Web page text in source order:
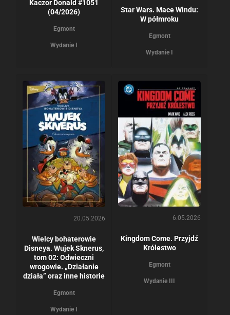
Kaczor Donald #1051
(04/2026)
Egmont
Wydanie I
Star Wars. Mace Windu:
W półmroku
Egmont
Wydanie I
20.05.2026
Wielcy bohaterowie
Disneya. Wujek Sknerus,
tom 02: Odwieczni
wrogowie. „Działanie
działa” oraz inne historie
Egmont
Wydanie I
6.05.2026
Kingdom Come. Przyjdź
Królestwo
Egmont
Wydanie III